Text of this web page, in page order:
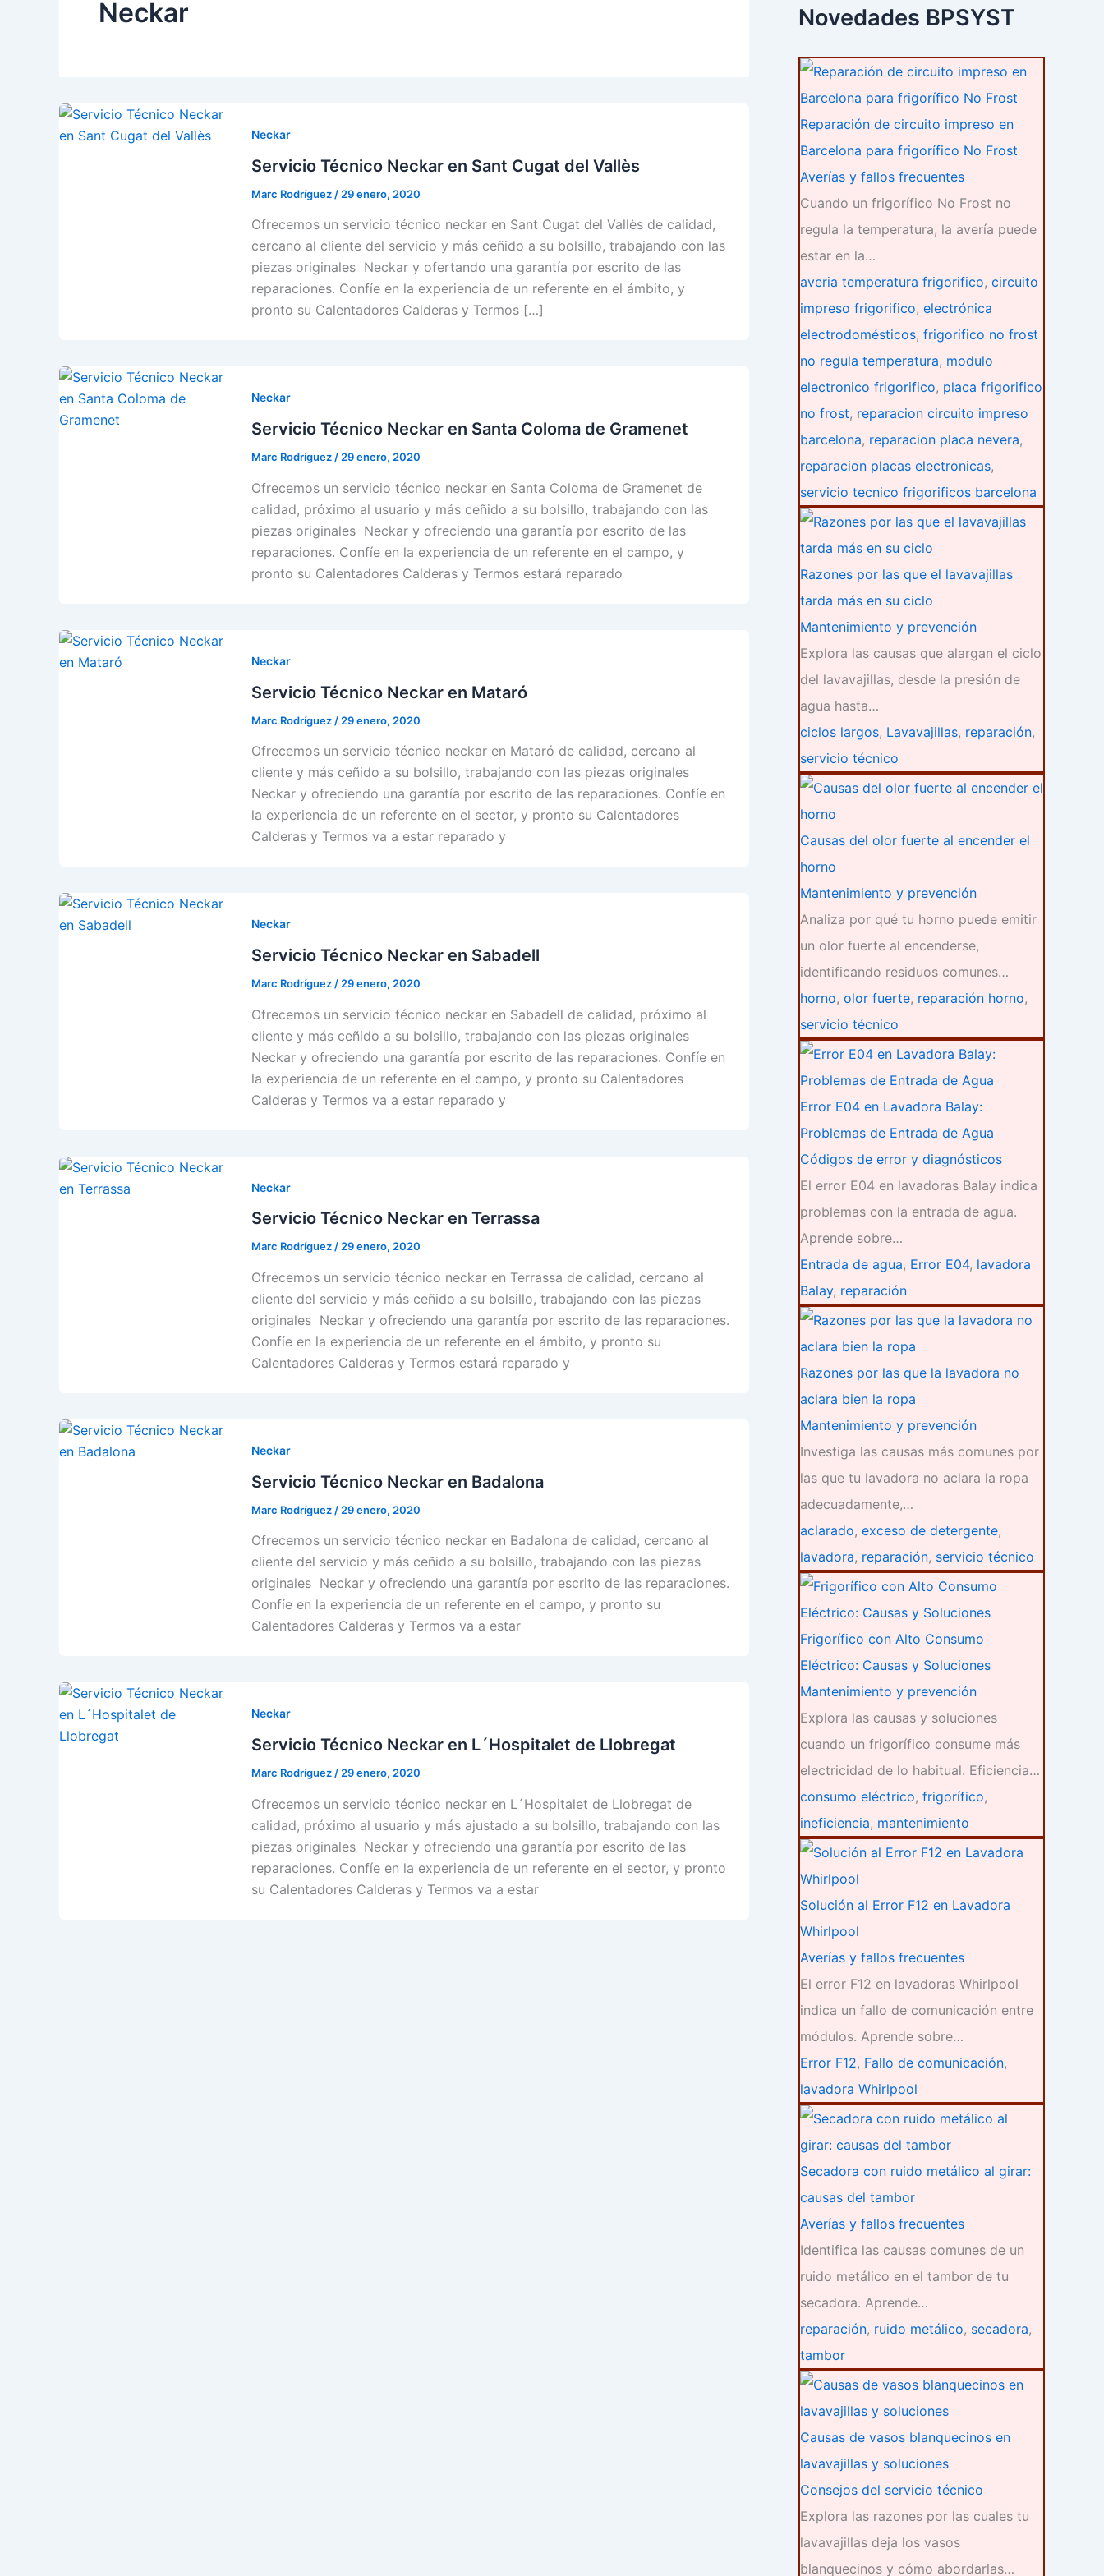
Neckar
Neckar
Servicio Técnico Neckar en Sant Cugat del Vallès
Marc Rodríguez / 29 enero, 2020
Ofrecemos un servicio técnico neckar en Sant Cugat del Vallès de calidad,
cercano al cliente del servicio y más ceñido a su bolsillo, trabajando con las
piezas originales Neckar y ofertando una garantía por escrito de las
reparaciones. Confíe en la experiencia de un referente en el ámbito, y
pronto su Calentadores Calderas y Termos […]
Neckar
Servicio Técnico Neckar en Santa Coloma de Gramenet
Marc Rodríguez / 29 enero, 2020
Ofrecemos un servicio técnico neckar en Santa Coloma de Gramenet de
calidad, próximo al usuario y más ceñido a su bolsillo, trabajando con las
piezas originales Neckar y ofreciendo una garantía por escrito de las
reparaciones. Confíe en la experiencia de un referente en el campo, y
pronto su Calentadores Calderas y Termos estará reparado
Neckar
Servicio Técnico Neckar en Mataró
Marc Rodríguez / 29 enero, 2020
Ofrecemos un servicio técnico neckar en Mataró de calidad, cercano al
cliente y más ceñido a su bolsillo, trabajando con las piezas originales
Neckar y ofreciendo una garantía por escrito de las reparaciones. Confíe en
la experiencia de un referente en el sector, y pronto su Calentadores
Calderas y Termos va a estar reparado y
Neckar
Servicio Técnico Neckar en Sabadell
Marc Rodríguez / 29 enero, 2020
Ofrecemos un servicio técnico neckar en Sabadell de calidad, próximo al
cliente y más ceñido a su bolsillo, trabajando con las piezas originales
Neckar y ofreciendo una garantía por escrito de las reparaciones. Confíe en
la experiencia de un referente en el campo, y pronto su Calentadores
Calderas y Termos va a estar reparado y
Neckar
Servicio Técnico Neckar en Terrassa
Marc Rodríguez/29 enero, 2020
Ofrecemos un servicio técnico neckar en Terrassa de calidad, cercano al
cliente del servicio y más ceñido a su bolsillo, trabajando con las piezas
originales Neckar y ofreciendo una garantía por escrito de las reparaciones.
Confíe en la experiencia de un referente en el ámbito, y pronto su
Calentadores Calderas y Termos estará reparado y
Neckar
Servicio Técnico Neckar en Badalona
Marc Rodríguez / 29 enero, 2020
Ofrecemos un servicio técnico neckar en Badalona de calidad, cercano al
cliente del servicio y más ceñido a su bolsillo, trabajando con las piezas
originales Neckar y ofreciendo una garantía por escrito de las reparaciones.
Confíe en la experiencia de un referente en el campo, y pronto su
Calentadores Calderas y Termos va a estar
Neckar
Servicio Técnico Neckar en L´Hospitalet de Llobregat
Marc Rodríguez / 29 enero, 2020
Ofrecemos un servicio técnico neckar en L´Hospitalet de Llobregat de
calidad, próximo al usuario y más ajustado a su bolsillo, trabajando con las
piezas originales Neckar y ofreciendo una garantía por escrito de las
reparaciones. Confíe en la experiencia de un referente en el sector, y pronto
su Calentadores Calderas y Termos va a estar
c
a
p
o
r
Novedades BPSYST
Reparación de circuito impreso en
Barcelona para frigorífico No Frost
Averías y fallos frecuentes
Cuando un frigorífico No Frost no
regula la temperatura, la avería puede
estar en la…
averia temperatura frigorifico, circuito
impreso frigorifico, electrónica
electrodomésticos, frigorifico no frost
no regula temperatura, modulo
electronico frigorifico, placa frigorifico
no frost, reparacion circuito impreso
barcelona, reparacion placa nevera,
reparacion placas electronicas,
servicio tecnico frigorificos barcelona
Razones por las que el lavavajillas
tarda más en su ciclo
Mantenimiento y prevención
Explora las causas que alargan el ciclo
del lavavajillas, desde la presión de
agua hasta…
ciclos largos, Lavavajillas, reparación,
servicio técnico
Causas del olor fuerte al encender el
horno
Mantenimiento y prevención
Analiza por qué tu horno puede emitir
un olor fuerte al encenderse,
identificando residuos comunes…
horno, olor fuerte, reparación horno,
servicio técnico
Error E04 en Lavadora Balay:
Problemas de Entrada de Agua
Códigos de error y diagnósticos
El error E04 en lavadoras Balay indica
problemas con la entrada de agua.
Aprende sobre…
Entrada de agua, Error E04, lavadora
Balay, reparación
Razones por las que la lavadora no
aclara bien la ropa
Mantenimiento y prevención
Investiga las causas más comunes por
las que tu lavadora no aclara la ropa
adecuadamente,…
aclarado, exceso de detergente,
lavadora, reparación, servicio técnico
Frigorífico con Alto Consumo
Eléctrico: Causas y Soluciones
Mantenimiento y prevención
Explora las causas y soluciones
cuando un frigorífico consume más
electricidad de lo habitual. Eficiencia…
consumo eléctrico, frigorífico,
ineficiencia, mantenimiento
Solución al Error F12 en Lavadora
Whirlpool
Averías y fallos frecuentes
El error F12 en lavadoras Whirlpool
indica un fallo de comunicación entre
módulos. Aprende sobre…
Error F12, Fallo de comunicación,
lavadora Whirlpool
Secadora con ruido metálico al girar:
causas del tambor
Averías y fallos frecuentes
Identifica las causas comunes de un
ruido metálico en el tambor de tu
secadora. Aprende…
reparación, ruido metálico, secadora,
tambor
Causas de vasos blanquecinos en
lavavajillas y soluciones
Consejos del servicio técnico
Explora las razones por las cuales tu
lavavajillas deja los vasos
blanquecinos y cómo abordarlas…